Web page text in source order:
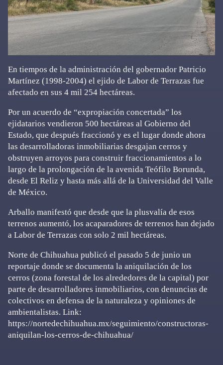
En tiempos de la administración del gobernador Patricio
Martínez (1998-2004) el ejido de Labor de Terrazas fue
afectado en sus 4 mil 254 hectáreas.
Por un acuerdo de “expropiación concertada” los
ejidatarios vendieron 500 hectáreas al Gobierno del
Estado, que después fraccionó y es el lugar donde ahora
las desarrolladoras inmobiliarias desgajan cerros y
obstruyen arroyos para construir fraccionamientos a lo
largo de la prolongación de la avenida Teófilo Borunda,
desde El Reliz y hasta más allá de la Universidad del Valle
de México.
Arballo manifestó que desde que la plusvalía de esos
terrenos aumentó, los acaparadores de terrenos han dejado
a Labor de Terrazas con solo 2 mil hectáreas.
Norte de Chihuahua publicó el pasado 5 de junio un
reportaje donde se documenta la aniquilación de los
cerros (zona forestal de los alrededores de la capital) por
parte de desarrolladores inmobiliarios, con denuncias de
colectivos en defensa de la naturaleza y opiniones de
ambientalistas. Link:
https://nortedechihuahua.mx/seguimiento/constructoras-
aniquilan-los-cerros-de-chihuahua/